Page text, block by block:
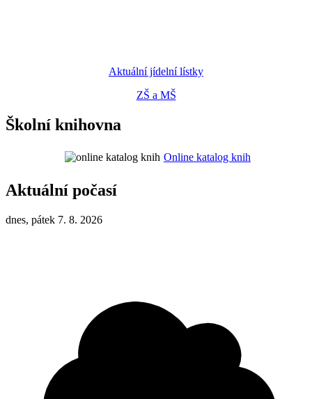
Aktuální jídelní lístky
ZŠ a MŠ
Školní knihovna
Online katalog knih
Aktuální počasí
dnes, pátek 7. 8. 2026